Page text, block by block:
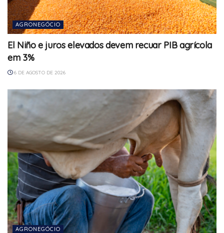
AGRONEGÓCIO
El Niño e juros elevados devem recuar PIB agrícola
em 3%
6 DE AGOSTO DE 2026
AGRONEGÓCIO